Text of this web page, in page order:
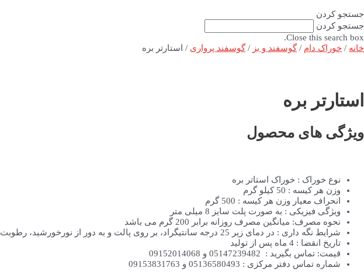
جستجو کردن
جستجو کردن
Close this search box.
خانه / خوراک دام /گوسفند و بز /گوسفند پرواری / استارتر بره
استارتر بره
ویژگی های محصول
نوع خوراک : خوراک استاتر بره
وزن هر کیسه : 50 کیلو گرم
انحراف معیار وزن هر کیسه : 500 گرم
ویژگی فیزیکی : به صورت پلت سایز 8 میلی متر
نحوه مصرف: میانگین مصرف روزانه برابر 200 گرم می باشد
شرایط نگه داری : در دمای زیر 25 درجه سانتیگراد، بر روی پالت و به دور از نورخورشید، رطوبت ودسترسی حشرات و جوندگان نگه داری شود.
تاریخ انقضا : 4 ماه پس از تولید
قیمت: تماس بگیرید : 05147239482 و 09152014068
شماره تماس دفتر مرکزی : 05136580493 و 09153831763